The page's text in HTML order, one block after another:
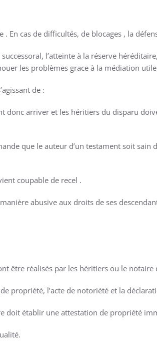
cas de difficultés, de blocages , la
l’atteinte à la réserve
les problèmes grace à la médiation
de :
donc arriver et les héritiers du disparu
que le auteur d’un testament soit sain
coupable de recel .
abusive aux droits de ses
être réalisés par les héritiers ou le notaire
propriété, l’acte de notoriété et la
doit établir une attestation de propriété